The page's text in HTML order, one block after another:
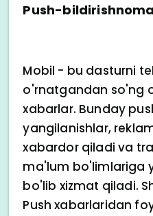
Push-
Mobil - bu dasturni
o'rnatgandan so'ng
xabarlar. Bunday
yangilanishlar,
xabardor qiladi va
ma'lum bo'limlariga
bo'lib xizmat qiladi.
Push xabarlaridan